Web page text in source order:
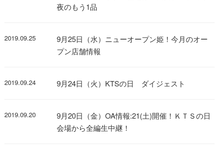
夜のもう1品
2019.09.25
9月25日（水）ニューオープン姫！今月のオー
プン店舗情報
2019.09.24 9月24日（火）KTSの日 ダイジェスト
2019.09.20
9月20日（金）OA情報:21(土)開催！ＫＴＳの日
会場から全編生中継！